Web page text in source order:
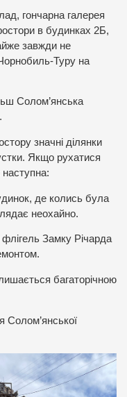
гончарна галерея
в будинках 2Б,
завжди не
Туру на
Солом’янська
значні ділянки
Якщо рухатися
де колись була
неохайно.
Замку Річарда
багаторічною
Солом’янської